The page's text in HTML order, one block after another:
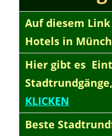
Auf diesem
Hotels in
Hier gibt es
KLICKEN
Beste